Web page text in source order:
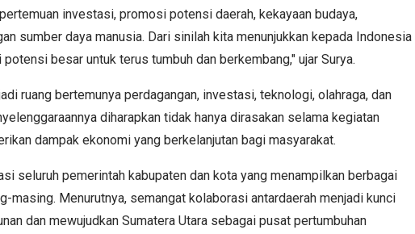
investasi, promosi potensi daerah, kekayaan budaya,
sumber daya manusia. Dari sinilah kita menunjukkan kepada Indonesia
besar untuk terus tumbuh dan berkembang," ujar Surya.
ruang bertemunya perdagangan, investasi, teknologi, olahraga, dan
diharapkan tidak hanya dirasakan selama kegiatan
dampak ekonomi yang berkelanjutan bagi masyarakat.
seluruh pemerintah kabupaten dan kota yang menampilkan berbagai
masing. Menurutnya, semangat kolaborasi antardaerah menjadi kunci
dan mewujudkan Sumatera Utara sebagai pusat pertumbuhan